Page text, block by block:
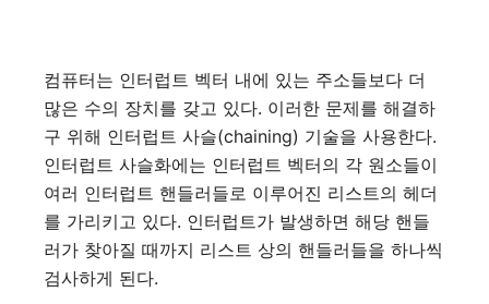
컴퓨터는 인터럽트 벡터 내에 있는 주소들보다 더
많은 수의 장치를 갖고 있다. 이러한 문제를 해결하
구 위해 인터럽트 사슬(chaining) 기술을 사용한다.
인터럽트 사슬화에는 인터럽트 벡터의 각 원소들이
여러 인터럽트 핸들러들로 이루어진 리스트의 헤더
를 가리키고 있다. 인터럽트가 발생하면 해당 핸들
러가 찾아질 때까지 리스트 상의 핸들러들을 하나씩
검사하게 된다.